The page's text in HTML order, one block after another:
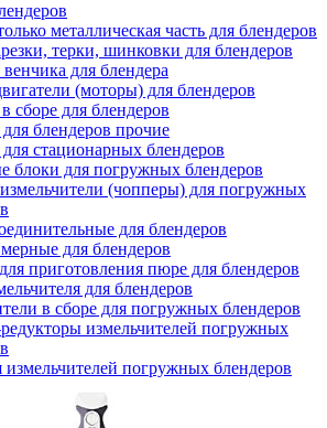
металлическая часть для блендеров
терки, шинковки для блендеров
для блендера
(моторы) для блендеров
сборе для блендеров
блендеров прочие
для стационарных блендеров
блоки для погружных блендеров
(чопперы) для погружных
для блендеров
для блендеров
приготовления пюре для блендеров
для блендеров
в сборе для погружных блендеров
измельчителей погружных
погружных блендеров